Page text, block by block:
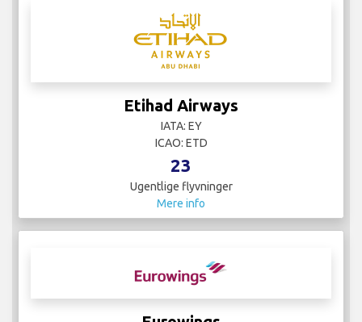
Etihad Airways
IATA: EY
ICAO: ETD
23
Ugentlige flyvninger
Mere info